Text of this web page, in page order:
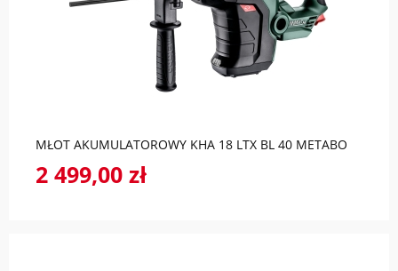
MŁOT AKUMULATOROWY KHA 18 LTX BL 40 METABO
2 499,00 zł
do koszyka